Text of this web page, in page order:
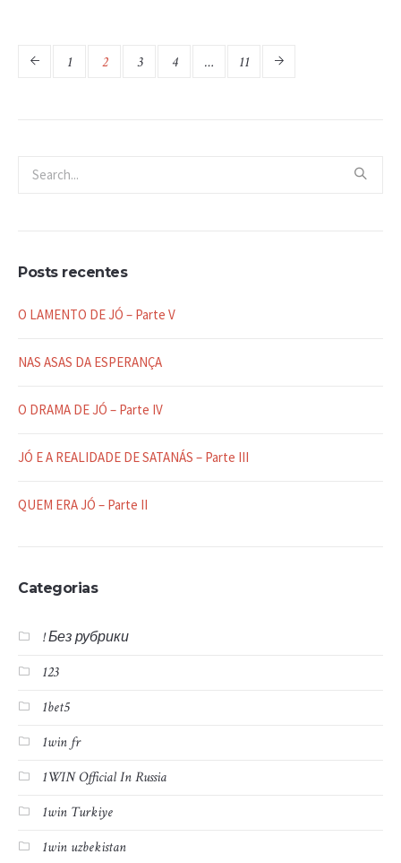
1 2 3 4 … 11
Posts recentes
O LAMENTO DE JÓ – Parte V
NAS ASAS DA ESPERANÇA
O DRAMA DE JÓ – Parte IV
JÓ E A REALIDADE DE SATANÁS – Parte III
QUEM ERA JÓ – Parte II
Categorias
! Без рубрики
123
1bet5
1win fr
1WIN Official In Russia
1win Turkiye
1win uzbekistan